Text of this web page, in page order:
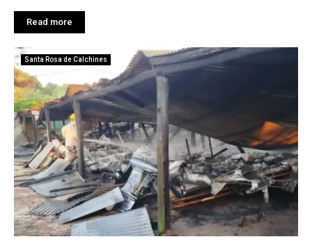
Read more
Santa Rosa de Calchines